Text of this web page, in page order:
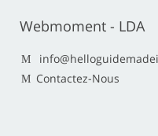
Webmoment - LDA
Contactez-Nous